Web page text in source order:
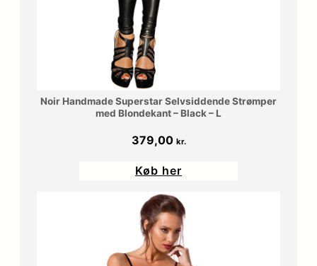
Noir Handmade Superstar Selvsiddende Strømper
med Blondekant – Black – L
379,00 kr.
Køb her